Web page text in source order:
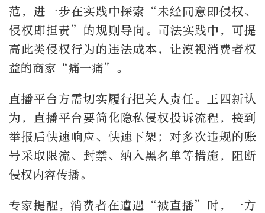
范，进一步在实践中探索“未经同意即侵权、
侵权即担责”的规则导向。司法实践中，可提
高此类侵权行为的违法成本，让漠视消费者权
益的商家“痛一痛”。
直播平台方需切实履行把关人责任。王四新认
为，直播平台要简化隐私侵权投诉流程，接到
举报后快速响应、快速下架；对多次违规的账
号采取限流、封禁、纳入黑名单等措施，阻断
侵权内容传播。
专家提醒，消费者在遭遇“被直播”时，一方